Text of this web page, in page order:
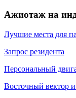
Ажиотаж на
Лучшие места для
Запрос резидента
Персональный
Восточный вектор